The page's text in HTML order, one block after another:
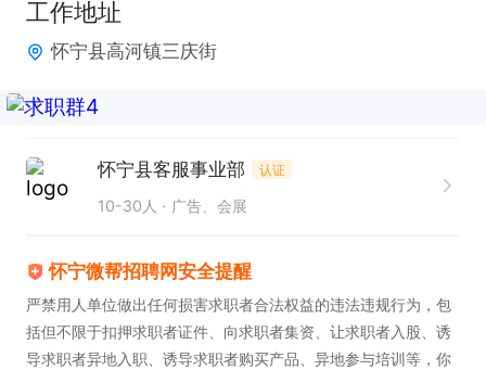
如果感兴趣的话，请直接投递简历后打电话吧！
工作地址
怀宁县高河镇三庆街
怀宁县客服事业部 认证
10-30人 广告、会展
怀宁微帮招聘网安全提醒
严禁用人单位做出任何损害求职者合法权益的违法违规行为，包
括但不限于扣押求职者证件、向求职者集资、让求职者入股、诱
导求职者异地入职、诱导求职者购买产品、异地参与培训等，你